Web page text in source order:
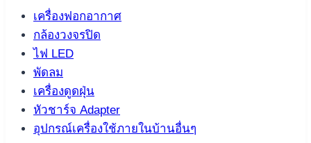
เครื่องฟอกอากาศ
กล้องวงจรปิด
ไฟ LED
พัดลม
เครื่องดูดฝุ่น
หัวชาร์จ Adapter
อุปกรณ์เครื่องใช้ภายในบ้านอื่นๆ